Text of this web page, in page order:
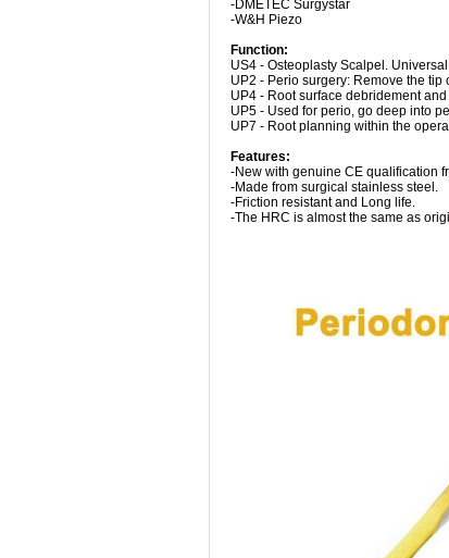
-DMETEC Surgystar
-W&H Piezo
Function:
US4 - Osteoplasty Scalpel.
UP2 - Perio surgery: Remove the
UP4 - Root surface debridement
UP5 - Used for perio, go deep into
UP7 - Root planning within the
Features:
-New with genuine CE qualification
-Made from surgical stainless steel.
-Friction resistant and Long life.
-The HRC is almost the same as